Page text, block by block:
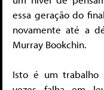
essa geração do
novamente até a
Murray Bookchin.
Isto é um trabalho